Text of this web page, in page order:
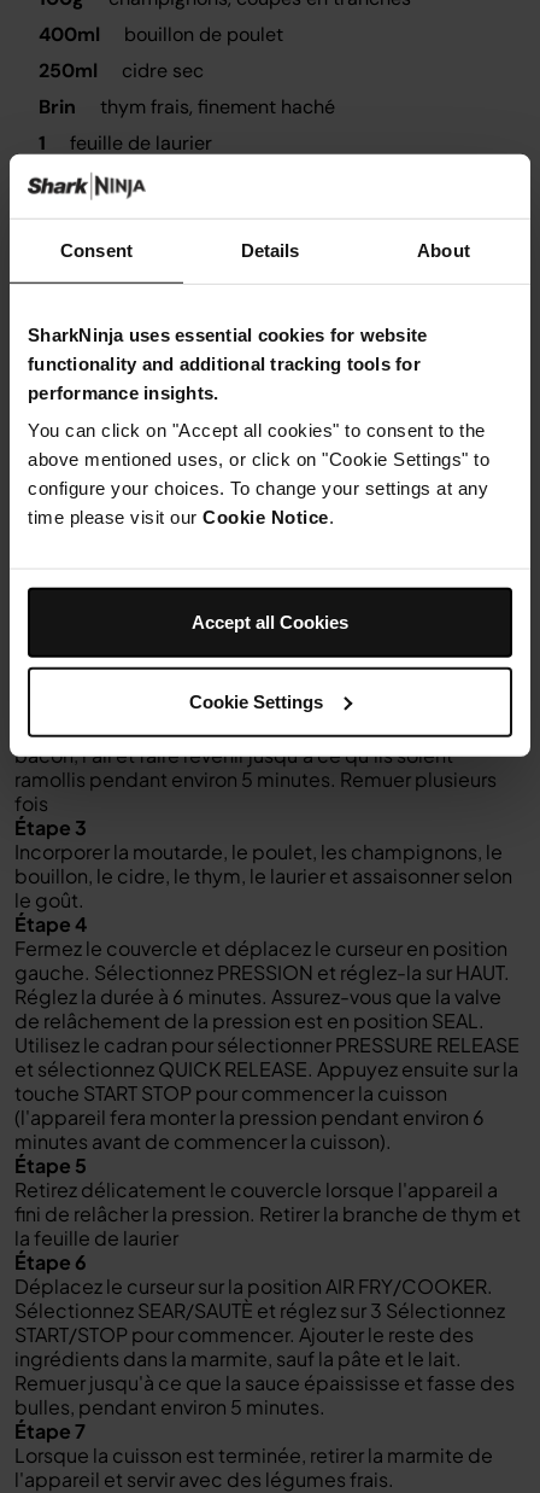
Consent Details About
SharkNinja uses essential cookies for website
functionality and additional tracking tools for
performance insights.
You can click on "Accept all cookies" to consent to the
above mentioned uses, or click on "Cookie Settings" to
configure your choices. To change your settings at any
time please visit our Cookie Notice.
Accept all Cookies
Cookie Settings
400ml
bouillon de poulet
250ml
cidre sec
Brin
thym frais, finement haché
1
feuille de laurier
1/2 cuillère à café
1/2 cuillère à café
poivre noir
100g
pois congelés
125ml
crème fraîche
50g
farine ordinaire
Instructions
Déplacez le curseur sur la position AIR FRY/COOKER.
Sélectionnez SEAR/SAUTÈ et réglez sur 4. Sélectionnez
START/STOP pour commencer. Laissez préchauffer
pendant 2 minutes, puis ajoutez le beurre dans la
Une fois le beurre fondu, ajouter l'oignon, les poireaux, le
bacon, l'ail et faire revenir jusqu'à ce qu'ils soient
ramollis pendant environ 5 minutes. Remuer plusieurs
fois
Étape 3
Incorporer la moutarde, le poulet, les champignons, le
bouillon, le cidre, le thym, le laurier et assaisonner selon
le goût.
Étape 4
Fermez le couvercle et déplacez le curseur en position
gauche. Sélectionnez PRESSION et réglez-la sur HAUT.
Réglez la durée à 6 minutes. Assurez-vous que la valve
de relâchement de la pression est en position SEAL.
Utilisez le cadran pour sélectionner PRESSURE RELEASE
et sélectionnez QUICK RELEASE. Appuyez ensuite sur la
touche START STOP pour commencer la cuisson
(l'appareil fera monter la pression pendant environ 6
minutes avant de commencer la cuisson).
Étape 5
Retirez délicatement le couvercle lorsque l'appareil a
fini de relâcher la pression. Retirer la branche de thym et
la feuille de laurier
Étape 6
Déplacez le curseur sur la position AIR FRY/COOKER.
Sélectionnez SEAR/SAUTÈ et réglez sur 3 Sélectionnez
START/STOP pour commencer. Ajouter le reste des
ingrédients dans la marmite, sauf la pâte et le lait.
Remuer jusqu'à ce que la sauce épaississe et fasse des
bulles, pendant environ 5 minutes.
Étape 7
Lorsque la cuisson est terminée, retirer la marmite de
l'appareil et servir avec des légumes frais.